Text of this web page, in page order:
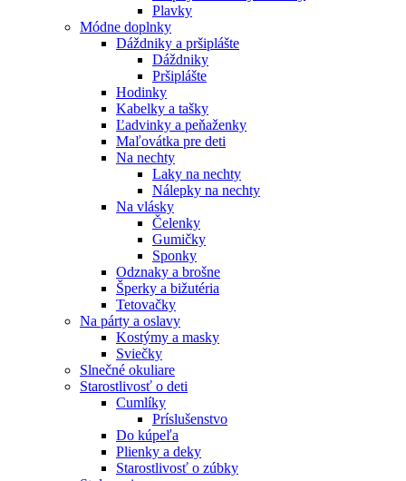
Plavky
Módne doplnky
Dáždniky a pršiplášte
Dáždniky
Pršiplášte
Hodinky
Kabelky a tašky
Ľadvinky a peňaženky
Maľovátka pre deti
Na nechty
Laky na nechty
Nálepky na nechty
Na vlásky
Čelenky
Gumičky
Sponky
Odznaky a brošne
Šperky a bižutéria
Tetovačky
Na párty a oslavy
Kostýmy a masky
Sviečky
Slnečné okuliare
Starostlivosť o deti
Cumlíky
Príslušenstvo
Do kúpeľa
Plienky a deky
Starostlivosť o zúbky